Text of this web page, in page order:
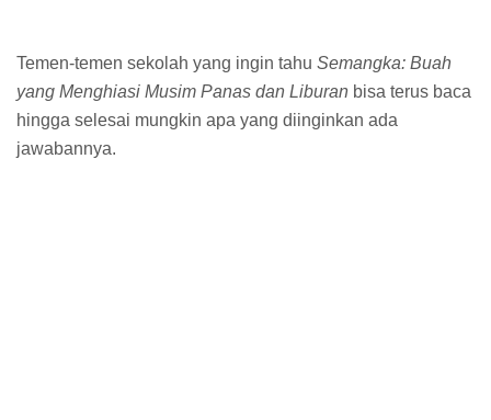
Temen-temen sekolah yang ingin tahu Semangka: Buah
yang Menghiasi Musim Panas dan Liburan bisa terus baca
hingga selesai mungkin apa yang diinginkan ada
jawabannya.